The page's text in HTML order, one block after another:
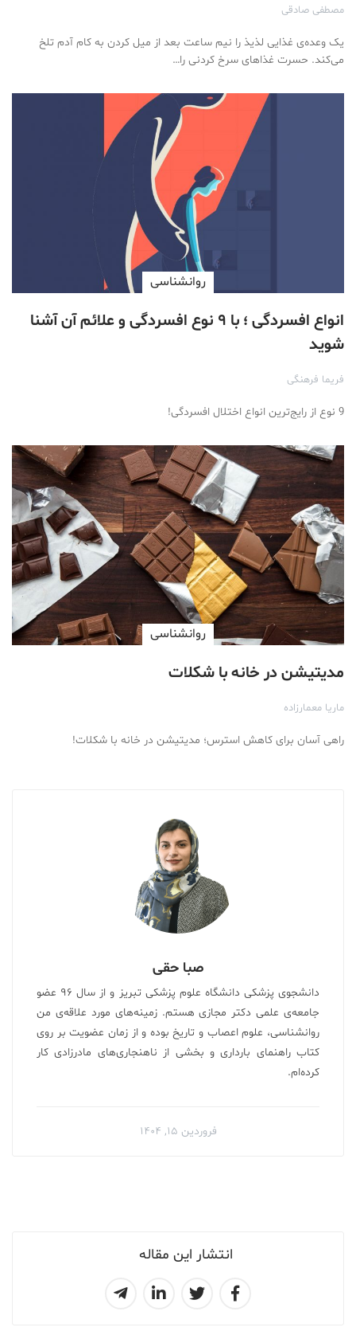
انتشار این مقاله
مصطفی صادقی
یک وعده‌ی غذایی لذیذ را نیم ساعت بعد از میل کردن به کام آدم تلخ
می‌کند. حسرت غذاهای سرخ کردنی را…
روانشناسی
انواع افسردگی ؛ با ۹ نوع افسردگی و علائم آن آشنا
شوید
فریما فرهنگی
9 نوع از رایج‌ترین انواع اختلال افسردگی!
روانشناسی
مدیتیشن در خانه با شکلات
ماریا معمارزاده
راهی آسان برای کاهش استرس؛ مدیتیشن در خانه با شکلات!
صبا حقی
دانشجوی پزشکی دانشگاه علوم پزشکی تبریز و از سال ۹۶ عضو
جامعه‌ی علمی دکتر مجازی هستم. زمینه‌های مورد علاقه‌ی من
روانشناسی، علوم اعصاب و تاریخ بوده و از زمان عضویت بر روی
کتاب راهنمای بارداری و بخشی از ناهنجاری‌های مادرزادی کار
کرده‌ام.
فروردین ۱۵, ۱۴۰۴